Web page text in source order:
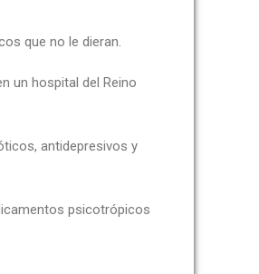
que no le dieran.
un hospital del Reino
antidepresivos y
psicotrópicos